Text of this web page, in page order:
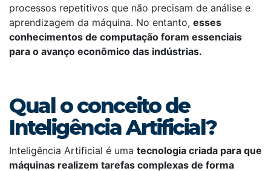
processos repetitivos que não precisam de análise e
aprendizagem da máquina. No entanto, esses
conhecimentos de computação foram essenciais
para o avanço econômico das indústrias.
Qual o conceito de
Inteligência Artificial?
Inteligência Artificial é uma tecnologia criada para que
máquinas realizem tarefas complexas de forma